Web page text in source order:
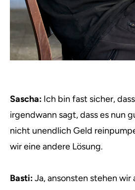
Sascha: Ich bin fast sicher,
irgendwann sagt, dass es nun
nicht unendlich Geld
wir eine andere Lösung.
Basti:Ja, ansonsten stehen wir